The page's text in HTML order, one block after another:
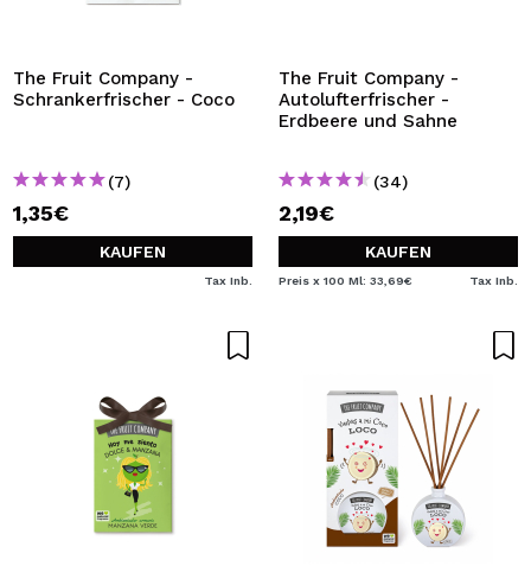
The Fruit Company -
Schrankerfrischer - Coco
(7)
1,35€
KAUFEN
Tax Inb.
The Fruit Company -
Autolufterfrischer -
Erdbeere und Sahne
(34)
2,19€
KAUFEN
Preis x 100 Ml: 33,69€ Tax Inb.